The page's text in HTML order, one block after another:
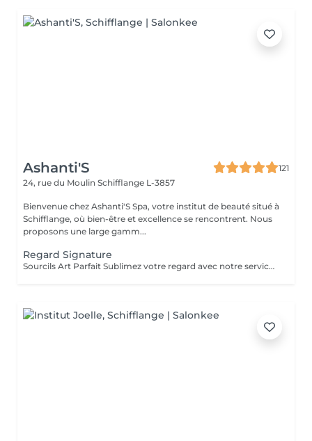
Ashanti'S
121
24, rue du Moulin Schifflange L-3857
Bienvenue chez Ashanti'S Spa, votre institut de beauté situé à
Schifflange, où bien-être et excellence se rencontrent. Nous
proposons une large gamm...
Regard Signature
Sourcils Art Parfait Sublimez votre regard avec notre service Art Parfait : une approche précise et personnalisée pour des sourcils parfaitement dessinés et harmonieux. Chaque prestation comprend : Mise en forme des sourcils selon la morphologie du visage Épilation douce pour un contour net et naturel Stylisme du sourcil pour un effet équilibré et élégant Possibilité de teinture pour intensifier la couleur et structurer le regard Résultat : un regard sublimé, des sourcils parfaitement dessinés et un effet naturel et durable